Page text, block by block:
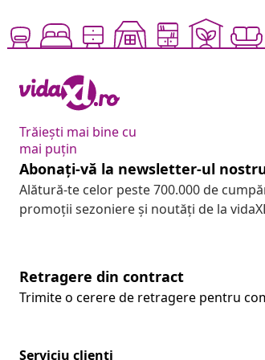
Trăiești mai bine cu
mai puțin
Abonați-vă la newsletter-ul
Alătură-te celor peste 700.000 de
promoții sezoniere și noutăți de la
Retragere din contract
Trimite o cerere de retragere pentru
Serviciu clienți